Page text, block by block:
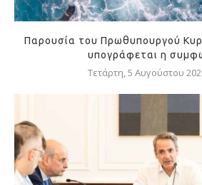
Παρουσία του Πρωθυπουργού
υπογράφεται η
Τετάρτη, 5 Αυγούστου